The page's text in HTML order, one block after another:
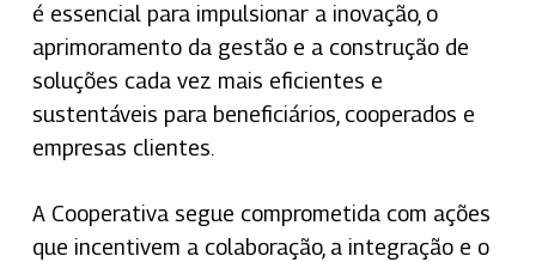
é essencial para impulsionar a inovação, o
aprimoramento da gestão e a construção de
soluções cada vez mais eficientes e
sustentáveis para beneficiários, cooperados e
empresas clientes.
A Cooperativa segue comprometida com ações
que incentivem a colaboração, a integração e o